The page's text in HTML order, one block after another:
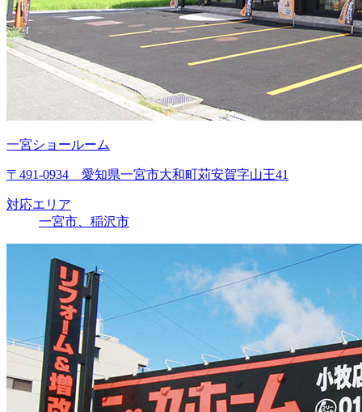
一宮ショールーム
〒491-0934 愛知県一宮市大和町苅安賀字山王41
対応エリア
一宮市、稲沢市